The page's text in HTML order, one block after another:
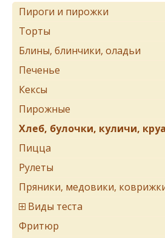
Пироги и пирожки
Торты
Блины, блинчики, оладьи
Печенье
Кексы
Пирожные
Хлеб, булочки, куличи,
Пицца
Рулеты
Пряники, медовики,
Виды теста
Фритюр